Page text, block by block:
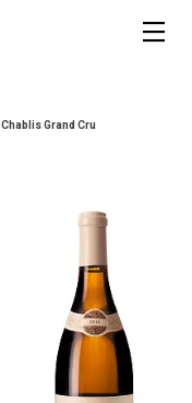
Chablis Grand Cru